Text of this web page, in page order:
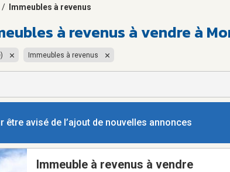
/ Immeubles à revenus
à revenus à vendre à
Immeubles à revenus
être avisé de l’ajout de nouvelles annonces
Immeuble à revenus à vendre